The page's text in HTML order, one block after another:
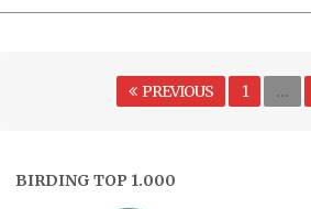
paginering
PREVIOUS PAGE
1 …
BIRDING TOP 1.000